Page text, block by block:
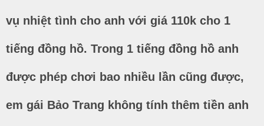
vụ nhiệt tình cho anh với giá 110k cho 1
tiếng đồng hồ. Trong 1 tiếng đồng hồ anh
được phép chơi bao nhiều lần cũng được,
em gái Bảo Trang không tính thêm tiền anh